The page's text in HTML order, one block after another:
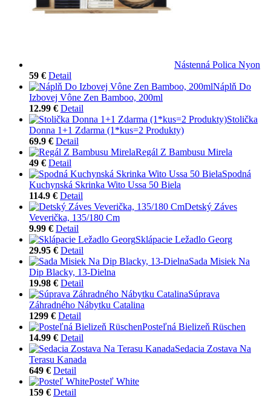
Nástenná Polica Nyon
59 € Detail
Náplň Do
Izbovej Vône Zen Bamboo, 200ml
12.99 € Detail
Stolička
Donna 1+1 Zdarma (1*kus=2 Produkty)
69.9 € Detail
Regál Z Bambusu Mirela
49 € Detail
Spodná
Kuchynská Skrinka Wito Ussa 50 Biela
114.9 € Detail
Detský Záves
Veverička, 135/180 Cm
9.99 € Detail
Sklápacie Ležadlo Georg
29.95 € Detail
Sada Misiek Na
Dip Blacky, 13-Dielna
19.98 € Detail
Súprava
Záhradného Nábytku Catalina
1299 € Detail
Posteľná Bielizeň Rüschen
14.99 € Detail
Sedacia Zostava Na
Terasu Kanada
649 € Detail
Posteľ White
159 € Detail